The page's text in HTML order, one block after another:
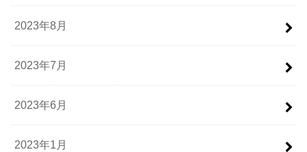
2023年8月
2023年7月
2023年6月
2023年1月